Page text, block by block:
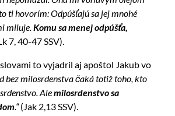
ti hovorím: Odpúšťajú sa jej mnohé
miluje. Komu sa menej odpúšťa,
7, 40-47 SSV).
to vyjadril aj apoštol Jakub vo
bez milosrdenstva čaká totiž toho, kto
Alemilosrdenstvo sa
.“(Jak 2,13 SSV).